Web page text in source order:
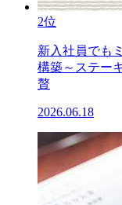
2位
新入社員でも
構築～ステー
贅
2026.06.18